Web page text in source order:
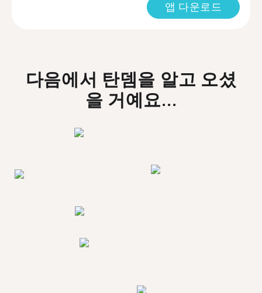
앱 다운로드
다음에서 탄뎀을 알고 오셨
을 거예요...